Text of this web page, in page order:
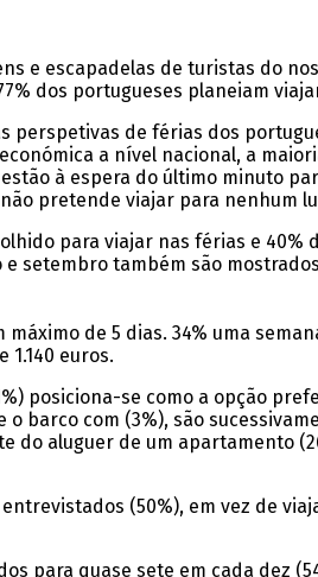
e escapadelas de turistas do
dos portugueses planeiam
perspetivas de férias dos
a nível nacional, a
à espera do último minuto
pretende viajar para nenhum
para viajar nas férias e
setembro também são
de 5 dias. 34% uma
1.140 euros.
posiciona-se como a opção
o barco com (3%), são
aluguer de um apartamento
(50%), em vez de
para quase sete em cada dez